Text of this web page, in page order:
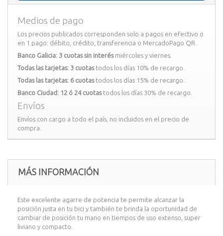
Medios de pago
Los precios publicados corresponden solo a pagos en efectivo o
en 1 pago: débito, crédito, transferencia o MercadoPago QR.
Banco Galicia: 3 cuotas sin interésmiércoles y viernes.
Todas las tarjetas: 3 cuotastodos los días 10% de recargo.
Todas las tarjetas: 6 cuotastodos los días 15% de recargo.
Banco Ciudad: 12 ó 24 cuotastodos los días 30% de recargo.
Envíos
Envíos con cargo a todo el país, no incluidos en el precio de
compra.
MÁS INFORMACIÓN
Este excelente agarre de potencia te permite alcanzar la
posición justa en tu bici y también te brinda la oportunidad de
cambiar de posición tu mano en tiempos de uso extenso, super
liviano y compacto.